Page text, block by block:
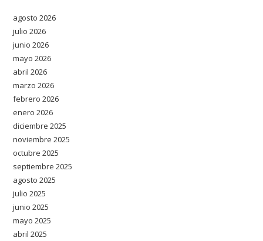
agosto 2026
julio 2026
junio 2026
mayo 2026
abril 2026
marzo 2026
febrero 2026
enero 2026
diciembre 2025
noviembre 2025
octubre 2025
septiembre 2025
agosto 2025
julio 2025
junio 2025
mayo 2025
abril 2025